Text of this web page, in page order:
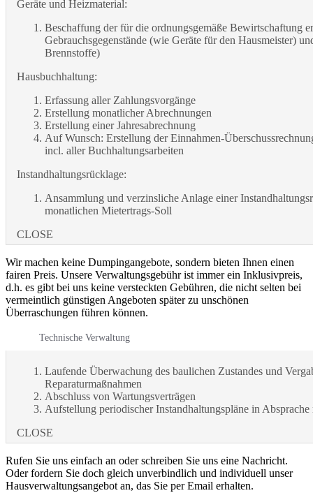
Geräte und Heizmaterial:
Beschaffung der für die ordnungsgemäße Bewirtschaftung
Gebrauchsgegenstände (wie Geräte für den Hausmeister)
Brennstoffe)
Hausbuchhaltung:
Erfassung aller Zahlungsvorgänge
Erstellung monatlicher Abrechnungen
Erstellung einer Jahresabrechnung
Auf Wunsch: Erstellung der Einnahmen-
incl. aller Buchhaltungsarbeiten
Instandhaltungsrücklage:
Ansammlung und verzinsliche Anlage einer
monatlichen Mietertrags-Soll
CLOSE
Wir machen keine Dumpingangebote, sondern bieten Ihnen einen
fairen Preis. Unsere Verwaltungsgebühr ist immer ein Inklusivpreis,
d.h. es gibt bei uns keine versteckten Gebühren, die nicht selten bei
vermeintlich günstigen Angeboten später zu unschönen
Überraschungen führen können.
Technische Verwaltung
Laufende Überwachung des baulichen Zustandes und
Reparaturmaßnahmen
Abschluss von Wartungsverträgen
Aufstellung periodischer Instandhaltungspläne in
CLOSE
Rufen Sie uns einfach an oder schreiben Sie uns eine Nachricht.
Oder fordern Sie doch gleich unverbindlich und individuell unser
Hausverwaltungsangebot an, das Sie per Email erhalten.